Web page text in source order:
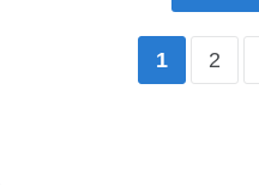
1 2